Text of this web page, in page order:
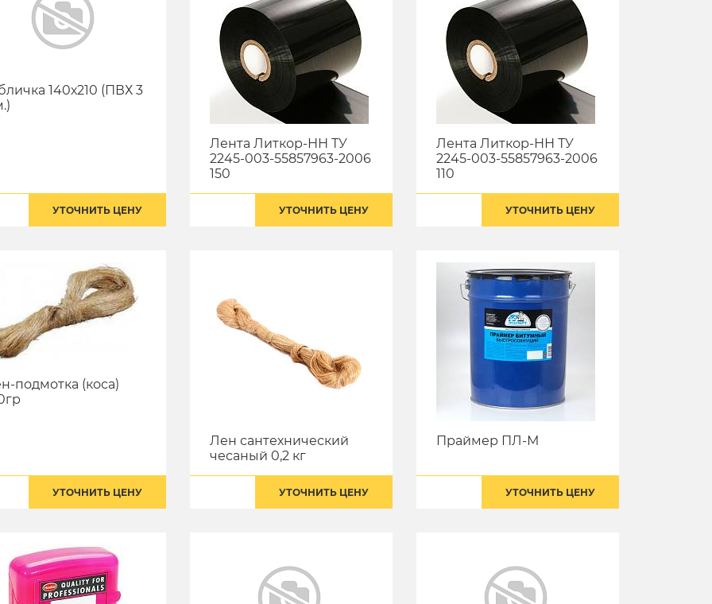
140х210 (ПВХ 3
УТОЧНИТЬ ЦЕНУ
Лента Литкор-НН ТУ
2245-003-55857963-2006
150
УТОЧНИТЬ ЦЕНУ
Лента Литкор-НН ТУ
2245-003-55857963-2006
110
УТОЧНИТЬ ЦЕНУ
подмотка (коса)
УТОЧНИТЬ ЦЕНУ
Лен сантехнический
чесаный 0,2 кг
УТОЧНИТЬ ЦЕНУ
Праймер ПЛ-М
УТОЧНИТЬ ЦЕНУ